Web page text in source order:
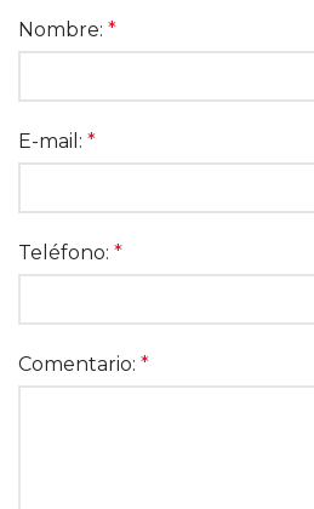
Nombre: *
E-mail: *
Teléfono: *
Comentario: *